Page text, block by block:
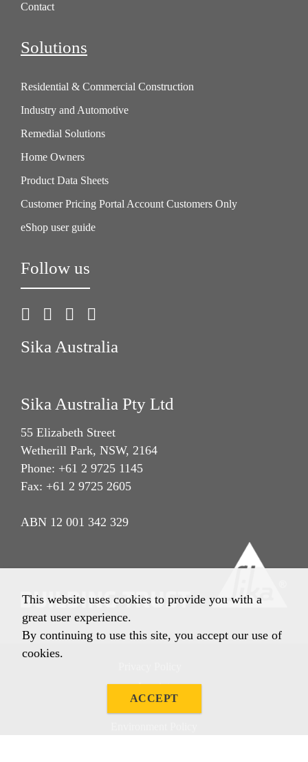
Contact
Solutions
Residential & Commercial Construction
Industry and Automotive
Remedial Solutions
Home Owners
Product Data Sheets
Customer Pricing Portal Account Customers Only
eShop user guide
Follow us
Sika Australia
Sika Australia Pty Ltd
55 Elizabeth Street
Wetherill Park, NSW, 2164
Phone: +61 2 9725 1145
Fax: +61 2 9725 2605
ABN 12 001 342 329
Imprint
This website uses cookies to provide you with a
great user experience.
By continuing to use this site, you accept our use of
cookies.
ACCEPT